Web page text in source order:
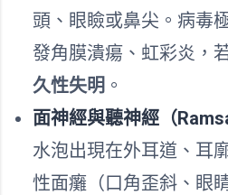
頭、眼瞼或鼻尖。病毒
發角膜潰瘍、虹彩炎，
久性失明 。
面神經與聽神經（
水泡出現在外耳道、耳
性面癱（口角歪斜、眼